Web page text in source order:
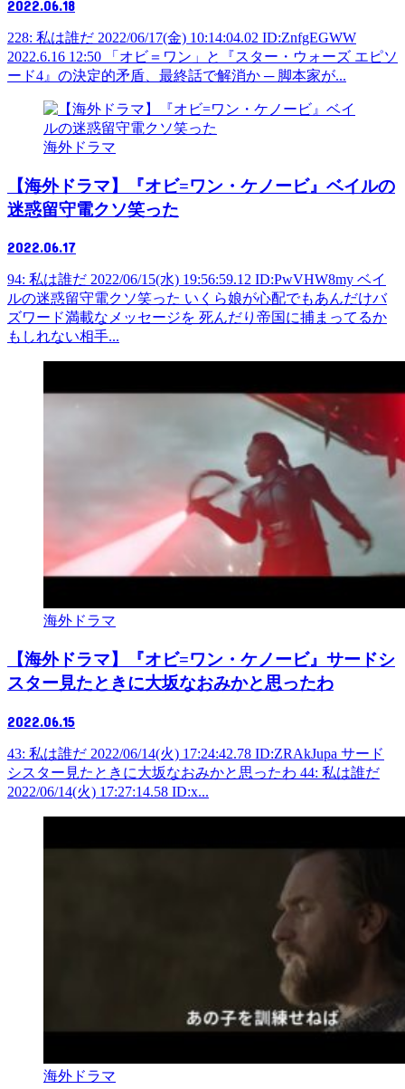
2022.06.18
228: 私は誰だ 2022/06/17(金) 10:14:04.02 ID:ZnfgEGWW
2022.6.16 12:50 「オビ＝ワン」と『スター・ウォーズ エピソ
ード4』の決定的矛盾、最終話で解消か ─ 脚本家が...
海外ドラマ
【海外ドラマ】『オビ=ワン・ケノービ』ベイルの
迷惑留守電クソ笑った
2022.06.17
94: 私は誰だ 2022/06/15(水) 19:56:59.12 ID:PwVHW8my ベイ
ルの迷惑留守電クソ笑った いくら娘が心配でもあんだけバ
ズワード満載なメッセージを 死んだり帝国に捕まってるか
もしれない相手...
海外ドラマ
【海外ドラマ】『オビ=ワン・ケノービ』サードシ
スター見たときに大坂なおみかと思ったわ
2022.06.15
43: 私は誰だ 2022/06/14(火) 17:24:42.78 ID:ZRAkJupa サード
シスター見たときに大坂なおみかと思ったわ 44: 私は誰だ
2022/06/14(火) 17:27:14.58 ID:x...
海外ドラマ